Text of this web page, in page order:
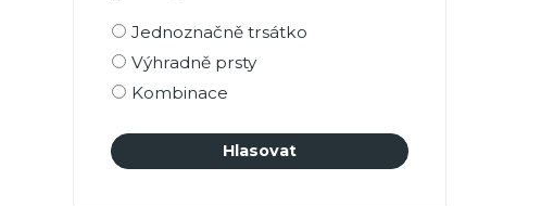
Možnosti
výběru
Jednoznačně trsátko
Výhradně prsty
Kombinace